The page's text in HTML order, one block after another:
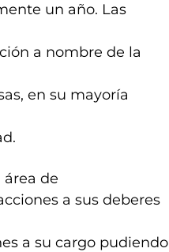
un año. Las
a nombre de la
en su mayoría
área de
a sus deberes
a su cargo pudiendo